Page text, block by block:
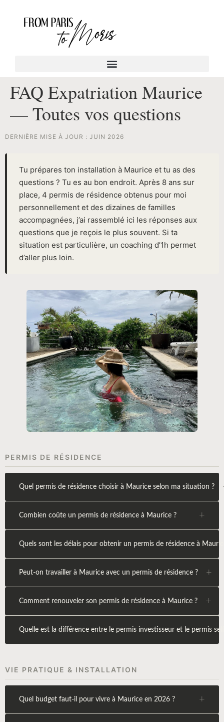
FAQ Expatriation Maurice
— Toutes vos questions
DERNIÈRE MISE À JOUR : JUIN 2026
Tu prépares ton installation à Maurice et tu as des
questions ? Tu es au bon endroit. Après 8 ans sur
place, 4 permis de résidence obtenus pour moi
personnellement et des dizaines de familles
accompagnées, j’ai rassemblé ici les réponses aux
questions que je reçois le plus souvent. Si ta
situation est particulière, un coaching d’1h permet
d’aller plus loin.
PERMIS DE RÉSIDENCE
Quel permis de résidence choisir à Maurice selon ma situation ?
Combien coûte un permis de résidence à Maurice ? +
Quels sont les délais pour obtenir un permis de résidence à
Peut-on travailler à Maurice avec un permis de résidence ? +
Comment renouveler son permis de résidence à Maurice ? +
Quelle est la différence entre le permis investisseur et le permis
VIE PRATIQUE & INSTALLATION
Quel budget faut-il pour vivre à Maurice en 2026 ? +